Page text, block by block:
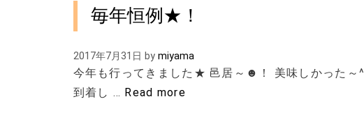
ー
毎年恒例★！
2017年7月31日 by miyama
今年も行ってきました★ 邑居～☻！ 美味しかった
到着し … Read more